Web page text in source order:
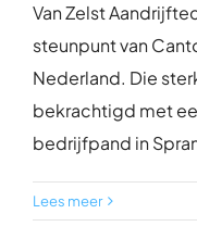
Van Zelst
steunpunt van
Nederland. Die
bekrachtigd met
bedrijfpand in
Lees meer